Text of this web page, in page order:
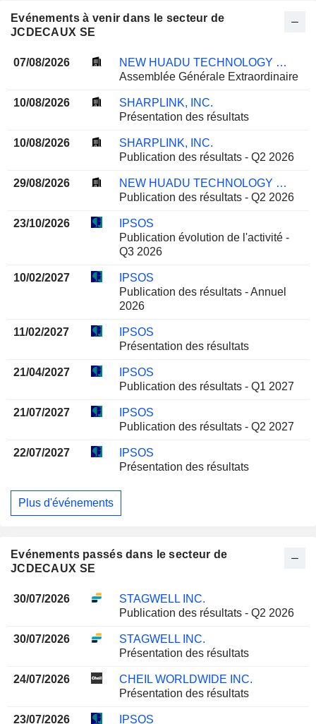
Evénements à venir dans le secteur de
JCDECAUX SE
07/08/2026
NEW HUADU TECHNOLOGY CO., LTD.
Assemblée Générale Extraordinaire
10/08/2026
SHARPLINK, INC.
Présentation des résultats
10/08/2026
SHARPLINK, INC.
Publication des résultats - Q2 2026
29/08/2026
NEW HUADU TECHNOLOGY CO., LTD.
Publication des résultats - Q2 2026
23/10/2026
IPSOS
Publication évolution de l'activité -
Q3 2026
10/02/2027
IPSOS
Publication des résultats - Annuel
2026
11/02/2027
IPSOS
Présentation des résultats
21/04/2027
IPSOS
Publication des résultats - Q1 2027
21/07/2027
IPSOS
Publication des résultats - Q2 2027
22/07/2027
IPSOS
Présentation des résultats
Plus d'événements
Evénements passés dans le secteur de
JCDECAUX SE
30/07/2026
STAGWELL INC.
Publication des résultats - Q2 2026
30/07/2026
STAGWELL INC.
Présentation des résultats
24/07/2026
CHEIL WORLDWIDE INC.
Présentation des résultats
23/07/2026 IPSOS